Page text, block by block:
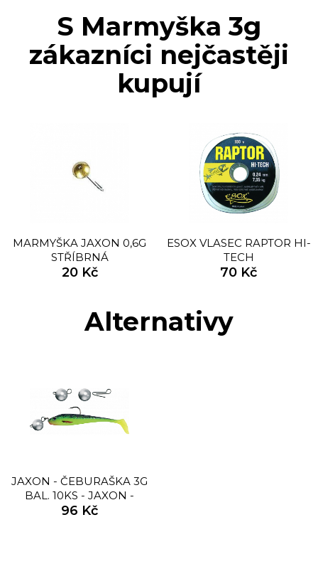
S Marmyška 3g
zákazníci nejčastěji
kupují
MARMYŠKA JAXON 0,6G
STŘÍBRNÁ
20 Kč
ESOX VLASEC RAPTOR HI-
TECH
70 Kč
Alternativy
JAXON - ČEBURAŠKA 3G
BAL. 10KS - JAXON -
ČEBURAŠKA BAL. 10KS
96 Kč